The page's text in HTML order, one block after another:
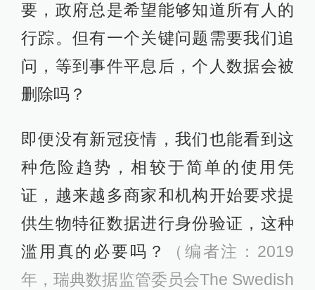
要，政府总是希望能够知道所有人的
行踪。但有一个关键问题需要我们追
问，等到事件平息后，个人数据会被
删除吗？
即便没有新冠疫情，我们也能看到这
种危险趋势，相较于简单的使用凭
证，越来越多商家和机构开始要求提
供生物特征数据进行身份验证，这种
滥用真的必要吗？
（编者注：2019
年，瑞典数据监管委员会The Swedish